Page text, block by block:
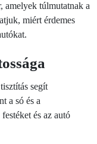
amelyek túlmutatnak a
miért érdemes
segít
a só és a
és az autó